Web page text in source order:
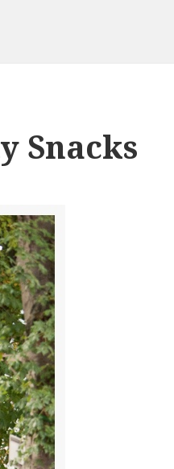
Snacks